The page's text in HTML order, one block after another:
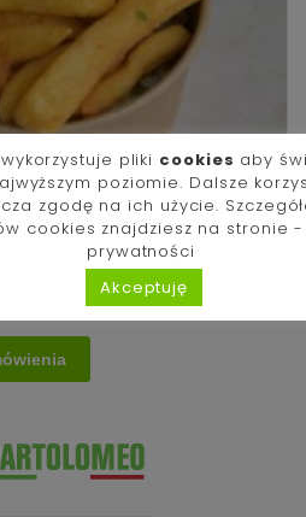
pliki cookies aby
poziomie. Dalsze
zgodę na ich użycie.
cookies znajdziesz na stronie
prywatności
Akceptuję